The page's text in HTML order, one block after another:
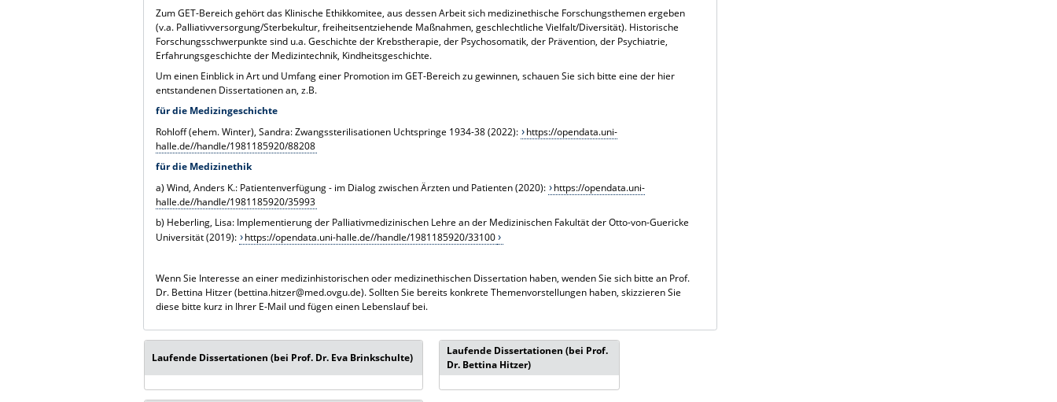
Zum GET-Bereich gehört das Klinische Ethikkomitee, aus dessen Arbeit sich medizinethische Forschungsthemen ergeben
(v.a. Palliativversorgung/Sterbekultur, freiheitsentziehende Maßnahmen, geschlechtliche Vielfalt/Diversität). Historische
Forschungsschwerpunkte sind u.a. Geschichte der Krebstherapie, der Psychosomatik, der Prävention, der Psychiatrie,
Erfahrungsgeschichte der Medizintechnik, Kindheitsgeschichte.
Um einen Einblick in Art und Umfang einer Promotion im GET-Bereich zu gewinnen, schauen Sie sich bitte eine der hier
entstandenen Dissertationen an, z.B.
für die Medizingeschichte
Rohloff (ehem. Winter), Sandra: Zwangssterilisationen Uchtspringe 1934-38 (2022):
https://opendata.uni-
halle.de//handle/1981185920/88208
für die Medizinethik
a) Wind, Anders K.: Patientenverfügung - im Dialog zwischen Ärzten und Patienten (2020):
https://opendata.uni-
halle.de//handle/1981185920/35993
b) Heberling, Lisa: Implementierung der Palliativmedizinischen Lehre an der Medizinischen Fakultät der Otto-von-Guericke
Universität (2019):
https://opendata.uni-halle.de//handle/1981185920/33100
Wenn Sie Interesse an einer medizinhistorischen oder medizinethischen Dissertation haben, wenden Sie sich bitte an Prof.
Dr. Bettina Hitzer (bettina.hitzer@med.ovgu.de). Sollten Sie bereits konkrete Themenvorstellungen haben, skizzieren Sie
diese bitte kurz in Ihrer E-Mail und fügen einen Lebenslauf bei.
Laufende Dissertationen (bei Prof. Dr. Eva Brinkschulte)
Laufende Dissertationen (bei Prof.
Dr. Bettina Hitzer)